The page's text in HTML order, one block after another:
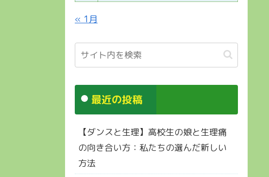
« 1月
最近の投稿
【ダンスと生理】高校生の娘と生理痛
の向き合い方：私たちの選んだ新しい
方法